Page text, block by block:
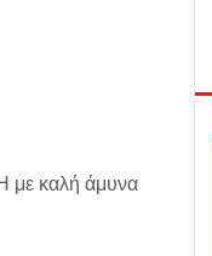
με καλή άμυνα